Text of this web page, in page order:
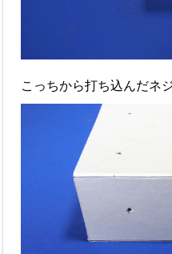
こっちから打ち込んだネ